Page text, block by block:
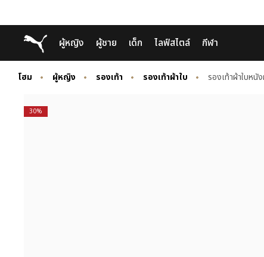
to
Main
content
to
Footer
Content
Puma โฮม
ผู้หญิง ผู้ชาย เด็ก ไลฟ์สไตล์ กีฬา
โฮม ผู้หญิง รองเท้า รองเท้าผ้าใบ รองเท้าผ้าใบห
30%